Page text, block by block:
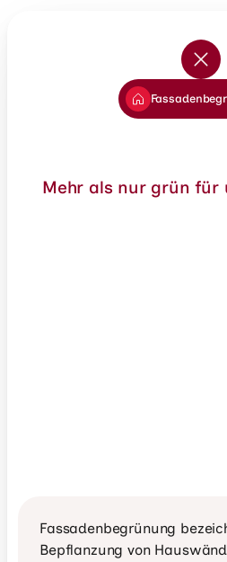
Mehr als nur grün für
Fassadenbegrünung
Bepflanzung von